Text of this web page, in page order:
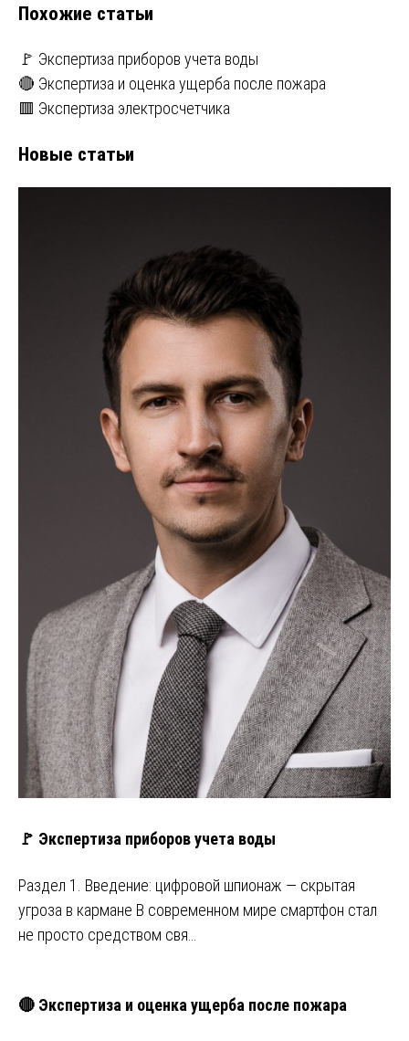
Похожие статьи
🚩 Экспертиза приборов учета воды
🔴 Экспертиза и оценка ущерба после пожара
🟥 Экспертиза электросчетчика
Новые статьи
🚩 Экспертиза приборов учета воды
Раздел 1. Введение: цифровой шпионаж — скрытая
угроза в кармане В современном мире смартфон стал
не просто средством свя…
🔴 Экспертиза и оценка ущерба после пожара